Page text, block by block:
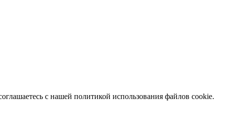
с нашей политикой использования файлов cookie.